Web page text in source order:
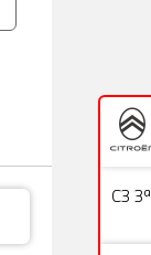
C3